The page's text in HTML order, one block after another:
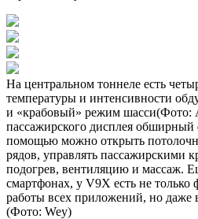
На центральном тоннеле есть
температуры и интенсивности
и «крабовый» режим шасси(Фото:
пассажирского дисплея
помощью можно открыть
рядов, управлять пассажирскими
подогрев, вентиляцию и массаж.
смартфонах, у V9X есть не
работы всех приложений, но даже
(Фото: Wey)